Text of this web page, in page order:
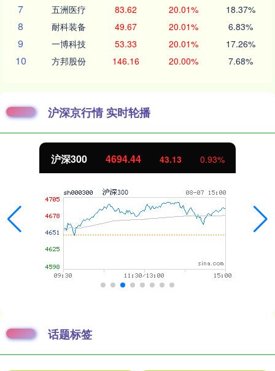
7 五洲医疗 83.62 20.01% 18.37%
8 耐科装备 49.67 20.01% 6.83%
9 一博科技 53.33 20.01% 17.26%
10 方邦股份 146.16 20.00% 7.68%
沪深京行情 实时轮播
北证50 1134.24 11.37 1.01%
话题标签